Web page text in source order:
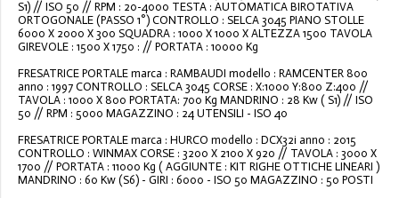
S1) // ISO 50 // RPM : 20-4000 TESTA : AUTOMATICA BIROTATIVA
ORTOGONALE (PASSO 1°) CONTROLLO : SELCA 3045 PIANO STOLLE
6000 X 2000 X 300 SQUADRA : 1000 X 1000 X ALTEZZA 1500 TAVOLA
GIREVOLE : 1500 X 1750 : // PORTATA : 10000 Kg
FRESATRICE PORTALE marca : RAMBAUDI modello : RAMCENTER 800
anno : 1997 CONTROLLO : SELCA 3045 CORSE : X:1000 Y:800 Z:400 //
TAVOLA : 1000 X 800 PORTATA: 700 Kg MANDRINO : 28 Kw ( S1) // ISO
50 // RPM : 5000 MAGAZZINO : 24 UTENSILI - ISO 40
FRESATRICE PORTALE marca : HURCO modello : DCX32i anno : 2015
CONTROLLO : WINMAX CORSE : 3200 X 2100 X 920 // TAVOLA : 3000 X
1700 // PORTATA : 11000 Kg ( AGGIUNTE : KIT RIGHE OTTICHE LINEARI )
MANDRINO : 60 Kw (S6) - GIRI : 6000 - ISO 50 MAGAZZINO : 50 POSTI